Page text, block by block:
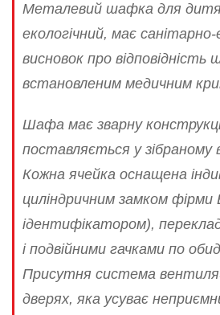
Металевий шафка для
екологічний, має санітарно-
висновок про відповідність
встановленим медичним
Шафа має зварну
поставляється у зібраному
Кожна ячейка оснащена
циліндричним замком фірми
ідентифікатором),
і подвійними гачками по
Присутня система
дверях, яка усуває